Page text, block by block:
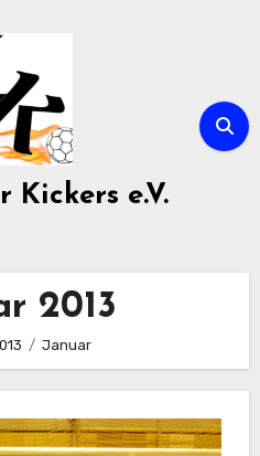
Kickers e.V.
2013
Januar